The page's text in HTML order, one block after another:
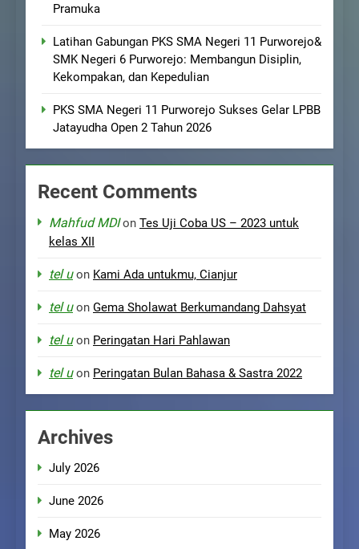
Pramuka
Latihan Gabungan PKS SMA Negeri 11 Purworejo&
SMK Negeri 6 Purworejo: Membangun Disiplin,
Kekompakan, dan Kepedulian
PKS SMA Negeri 11 Purworejo Sukses Gelar LPBB
Jatayudha Open 2 Tahun 2026
Recent Comments
Mahfud MDIon Tes Uji Coba US – 2023 untuk
kelas XII
tel uon Kami Ada untukmu, Cianjur
tel uon Gema Sholawat Berkumandang Dahsyat
tel uon Peringatan Hari Pahlawan
tel uon Peringatan Bulan Bahasa & Sastra 2022
Archives
July 2026
June 2026
May 2026